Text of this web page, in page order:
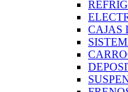
CAJAS